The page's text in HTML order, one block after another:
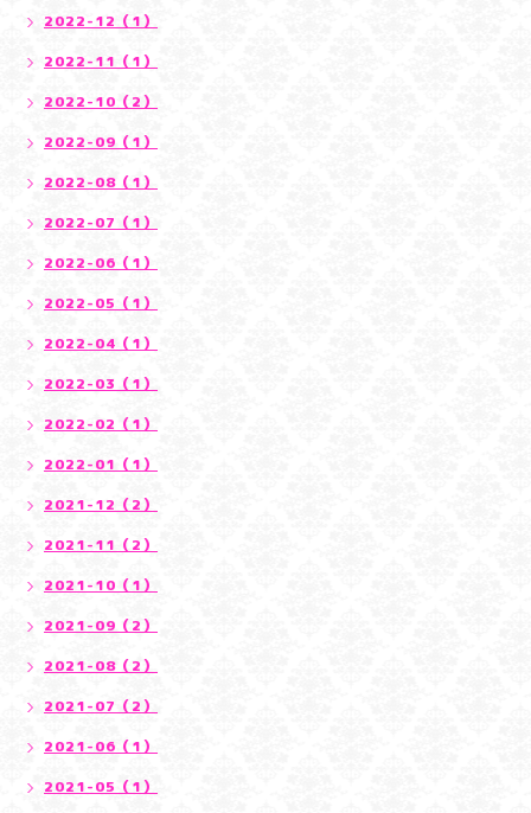
2022-12（1）
2022-11（1）
2022-10（2）
2022-09（1）
2022-08（1）
2022-07（1）
2022-06（1）
2022-05（1）
2022-04（1）
2022-03（1）
2022-02（1）
2022-01（1）
2021-12（2）
2021-11（2）
2021-10（1）
2021-09（2）
2021-08（2）
2021-07（2）
2021-06（1）
2021-05（1）